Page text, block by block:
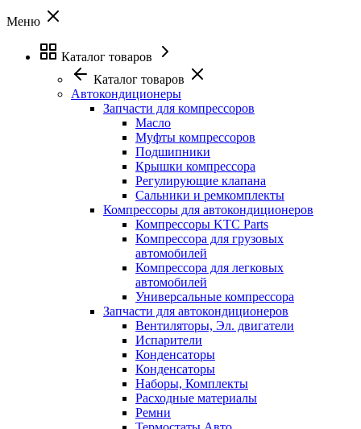
Меню
Каталог товаров
Каталог товаров
Автокондиционеры
Запчасти для компрессоров
Масло
Муфты компрессоров
Подшипники
Крышки компрессора
Регулирующие клапана
Сальники и ремкомплекты
Компрессоры для автокондиционеров
Компрессоры KTC Parts
Компрессора для грузовых
автомобилей
Компрессора для легковых
автомобилей
Универсальные компрессора
Запчасти для автокондиционеров
Вентиляторы, Эл. двигатели
Испарители
Конденсаторы
Конденсаторы
Наборы, Комплекты
Расходные материалы
Ремни